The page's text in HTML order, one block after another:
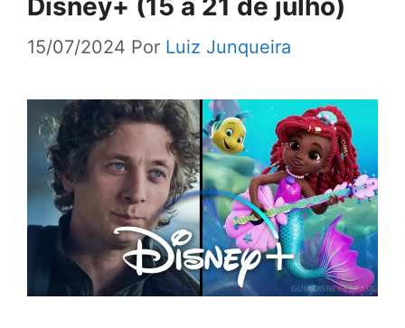
15/07/2024 Por Luiz Junqueira